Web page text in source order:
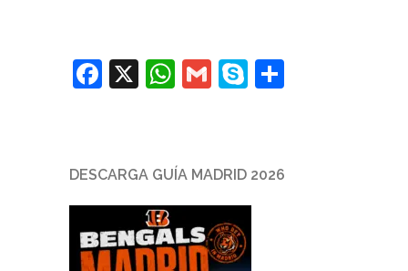
Facebook
X WhatsApp
Gmail
Skype
DESCARGA GUÍA MADRID 2026